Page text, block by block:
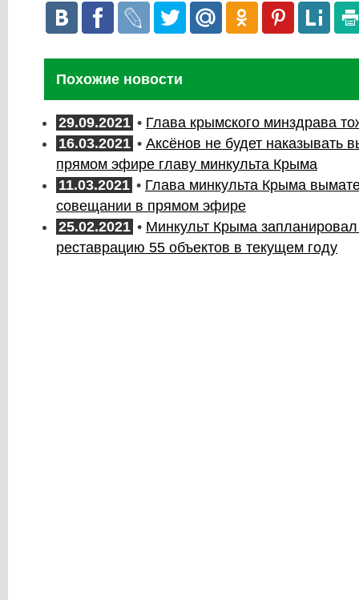
Похожие новости
29.09.2021 • Глава крымского минздрава
16.03.2021 • Аксёнов не будет наказывать
прямом эфире главу минкульта Крыма
11.03.2021 • Глава минкульта Крыма
совещании в прямом эфире
25.02.2021 • Минкульт Крыма
реставрацию 55 объектов в текущем году